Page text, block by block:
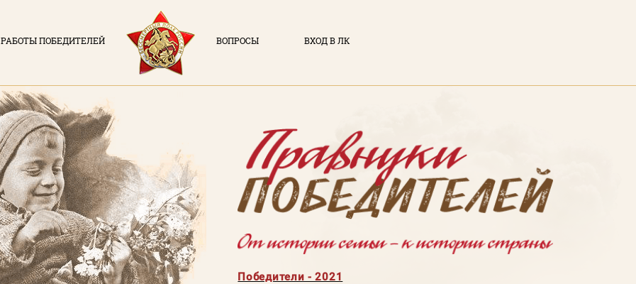
РАБОТЫ ПОБЕДИТЕЛЕЙ ВОПРОСЫ ВХОД В ЛК
Пароль
Заполняя данную форму вы соглашаетесь с
политикой конфиденциальностисайта
НОВОСТИ
РАБОТЫ ПОБЕДИТЕЛЕЙ
ВОПРОСЫ
ВХОД В ЛК
Победители - 2021